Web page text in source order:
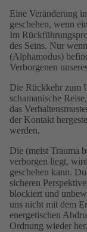
Eine Veränderung
geschehen, wenn
Im
des Seins. Nur
(Alphamodus)
Verborgenen
Die Rückkehr zum
schamanische
das
der Kontakt
werden.
Die (meist Trauma
verborgen liegt,
geschehen kann.
sicheren
blockiert und
uns nicht mit dem
energetischen
Ordnung wieder her.